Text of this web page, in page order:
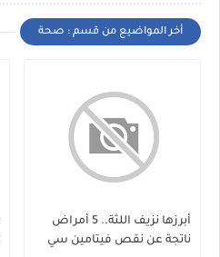
أخر المواضيع من قسم : صحة
أبرزها نزيف اللثة.. 5 أمراض
ناتجة عن نقص فيتامين سي